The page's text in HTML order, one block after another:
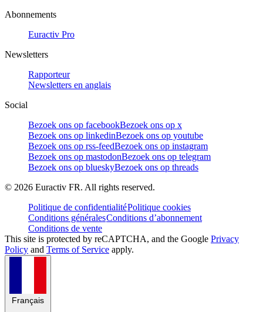
Abonnements
Euractiv Pro
Newsletters
Rapporteur
Newsletters en anglais
Social
Bezoek ons op facebookBezoek ons op x
Bezoek ons op linkedinBezoek ons op youtube
Bezoek ons op rss-feedBezoek ons op instagram
Bezoek ons op mastodonBezoek ons op telegram
Bezoek ons op blueskyBezoek ons op threads
© 2026 Euractiv FR. All rights reserved.
Politique de confidentialitéPolitique cookies
Conditions généralesConditions d’abonnement
Conditions de vente
This site is protected by reCAPTCHA, and the Google Privacy
Policy and Terms of Service apply.
Français